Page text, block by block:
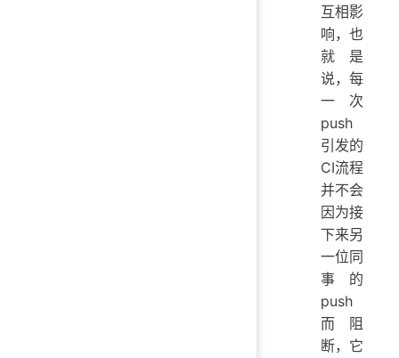
互相影
响，也
就是
说，每
一次
push
引发的
CI流程
并不会
因为接
下来另
一位同
事的
push
而阻
断，它